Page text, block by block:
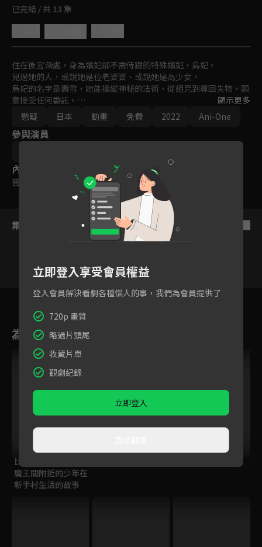
已完結 / 共 13 集
住在後宮深處，身為嬪妃卻不需侍寢的特殊嬪妃・烏妃。
見過她的人，或說她是位老婆婆、或說她是為少女。
烏妃的名字是壽雪，她能操縱神秘的法術，從詛咒到尋回失物，願
意接受任何委託。
當代皇帝・高峻，因某樣委託來拜訪壽雪。
兩人相遇，揭開了歷史掩蓋的「秘密」……
顯示更多
懸疑
日本 動畫 免費 2022 Ani-One
參與演員
內容標籤
普遍級
集數列表
5 6 7 8 9
為您推薦
比方說，這是個出身
魔王關附近的少年在
新手村生活的故事
立即登入享受會員權益
登入會員解決看劇各種惱人的事，我們為會員提供了
720p 畫質
略過片頭尾
收藏片單
觀劇紀錄
立即登入